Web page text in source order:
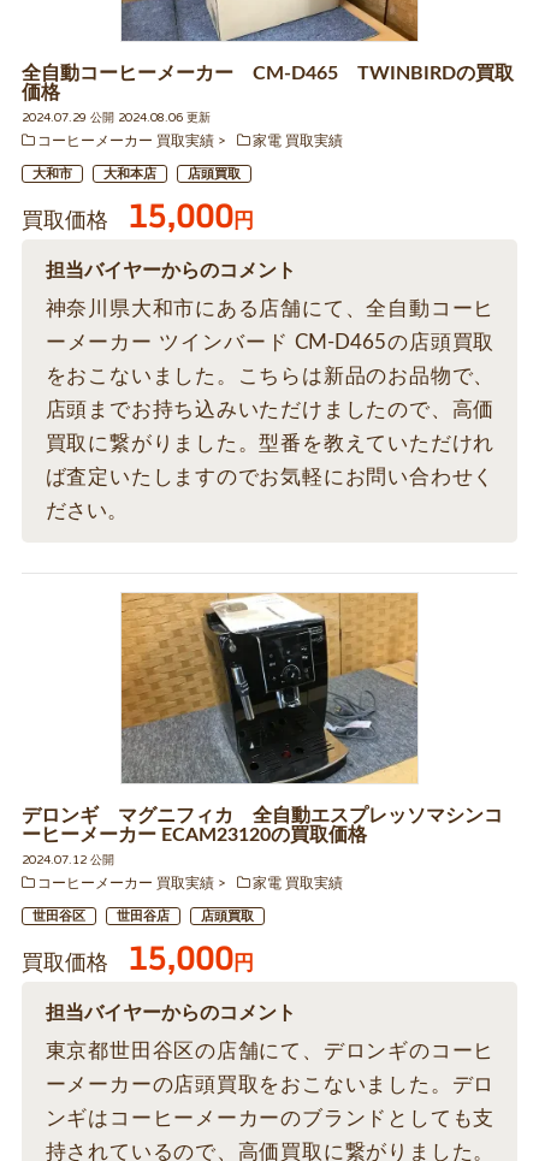
全自動コーヒーメーカー CM-D465 TWINBIRDの買取
価格
2024.07.29 公開 2024.08.06 更新
コーヒーメーカー 買取実績
家電 買取実績
大和市 大和本店 店頭買取
買取価格 15,000円
担当バイヤーからのコメント
神奈川県大和市にある店舗にて、全自動コーヒ
ーメーカー ツインバード CM-D465の店頭買取
をおこないました。こちらは新品のお品物で、
店頭までお持ち込みいただけましたので、高価
買取に繋がりました。型番を教えていただけれ
ば査定いたしますのでお気軽にお問い合わせく
ださい。
デロンギ マグニフィカ 全自動エスプレッソマシンコ
ーヒーメーカー ECAM23120の買取価格
2024.07.12 公開
コーヒーメーカー 買取実績
家電 買取実績
世田谷区 世田谷店 店頭買取
買取価格 15,000円
担当バイヤーからのコメント
東京都世田谷区の店舗にて、デロンギのコーヒ
ーメーカーの店頭買取をおこないました。デロ
ンギはコーヒーメーカーのブランドとしても支
持されているので、高価買取に繋がりました。